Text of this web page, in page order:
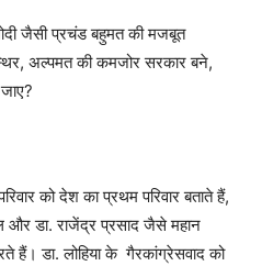
जैसी प्रचंड बहुमत की मजबूत
अल्पमत की कमजोर सरकार बने,
को देश का प्रथम परिवार बताते हैं,
और डा. राजेंद्र प्रसाद जैसे महान
हैं। डा. लोहिया के गैरकांग्रेसवाद को